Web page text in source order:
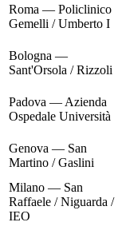
Roma — Policlinico
Gemelli / Umberto I
Bologna —
Sant'Orsola / Rizzoli
Padova — Azienda
Ospedale Università
Genova — San
Martino / Gaslini
Milano — San
Raffaele / Niguarda /
IEO